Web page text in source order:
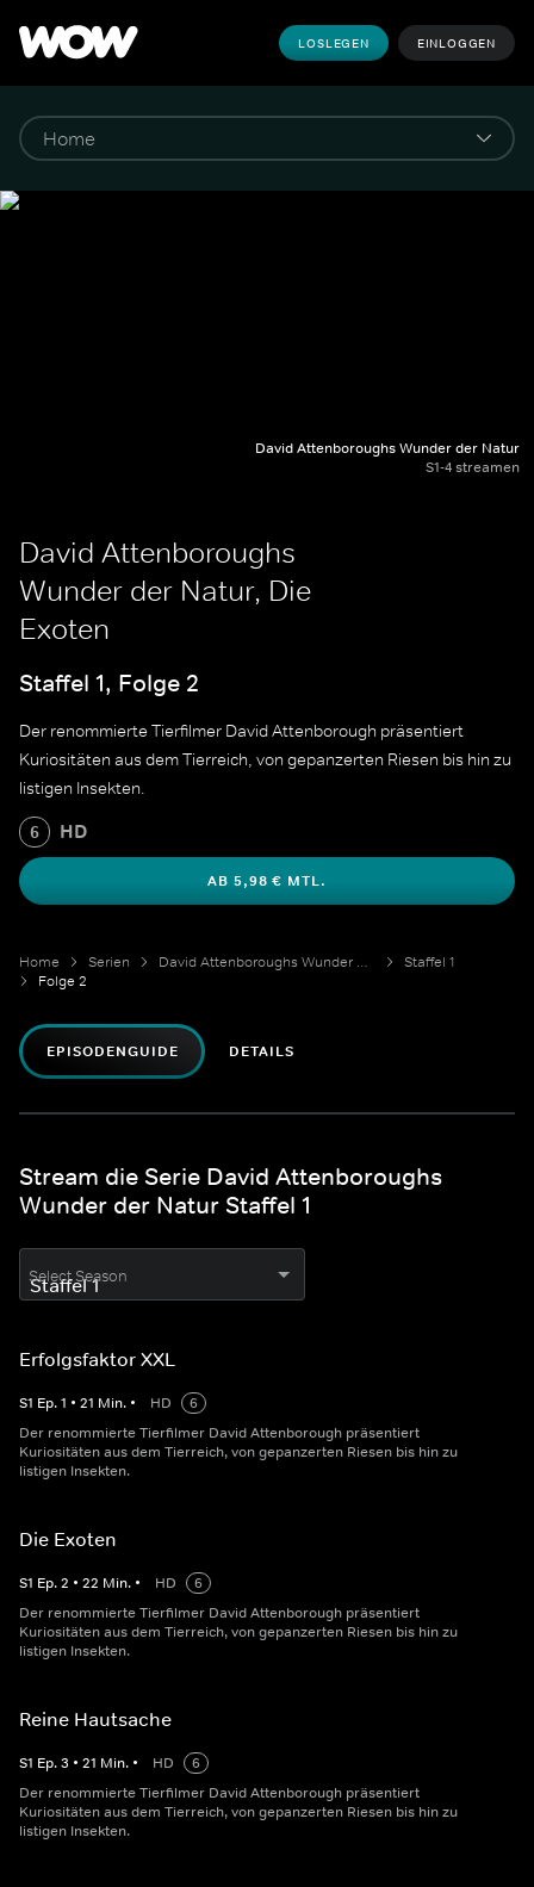
LOSLEGEN EINLOGGEN
David Attenboroughs Wunder der Natur
S1-4 streamen
David Attenboroughs
Wunder der Natur, Die
Exoten
Staffel 1, Folge 2
Der renommierte Tierfilmer David Attenborough präsentiert
Kuriositäten aus dem Tierreich, von gepanzerten Riesen bis hin zu
listigen Insekten.
6 HD
AB 5,98 € MTL.
Home Serien David Attenboroughs Wunder der Natur
Staffel 1
Folge 2
EPISODENGUIDE DETAILS
Stream die Serie David Attenboroughs
Wunder der Natur Staffel 1
Select Season
Erfolgsfaktor XXL
S1 Ep.1 • 21 Min. • HD
6
Der renommierte Tierfilmer David Attenborough präsentiert
Kuriositäten aus dem Tierreich, von gepanzerten Riesen bis hin zu
listigen Insekten.
Die Exoten
S1 Ep.2 • 22 Min. • HD
6
Der renommierte Tierfilmer David Attenborough präsentiert
Kuriositäten aus dem Tierreich, von gepanzerten Riesen bis hin zu
listigen Insekten.
Reine Hautsache
S1 Ep.3 • 21 Min. • HD
6
Der renommierte Tierfilmer David Attenborough präsentiert
Kuriositäten aus dem Tierreich, von gepanzerten Riesen bis hin zu
listigen Insekten.